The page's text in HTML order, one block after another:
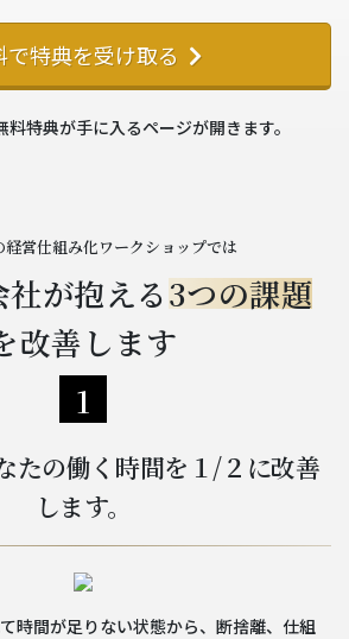
で特典を受け取る
特典が手に入るページが開きます。
経営仕組み化ワークショップでは
が抱える3つの課題
改善します
1
たの働く時間を１/２に改善
します。
時間が足りない状態から、断捨離、仕組